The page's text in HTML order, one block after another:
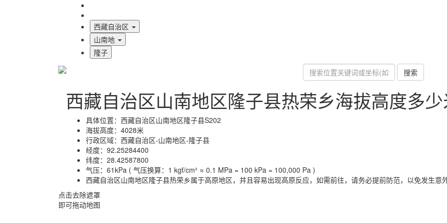
西藏自治区
山南地
隆子
搜索
西藏自治区山南地区隆子县热荣乡海拔高度多
具体位置： 西藏自治区山南地区隆子县S202
海拔高度： 4028米
行政区域： 西藏自治区-山南地区-隆子县
经度： 92.25284400
纬度： 28.42587800
气压： 61kPa ( 气压换算：1 kgf/cm² ≈ 0.1 MPa = 100 kPa = 100,000 Pa )
西藏自治区山南地区隆子县热荣乡属于高原地区，并且容易出现高原反应，如需前往，请务必提前防范，以免发生意
点击去除遮罩
即可拖动地图